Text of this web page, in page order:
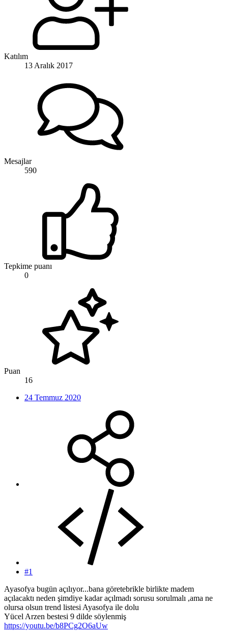
Katılım
13 Aralık 2017
Mesajlar
590
Tepkime puanı
0
Puan
16
24 Temmuz 2020
#1
Ayasofya bugün açılıyor...bana göretebrikle birlikte madem
açılacaktı neden şimdiye kadar açılmadı sorusu sorulmalı ,ama ne
olursa olsun trend listesi Ayasofya ile dolu
Yücel Arzen bestesi 9 dilde söylenmiş
https://youtu.be/b8PCg2O6aUw